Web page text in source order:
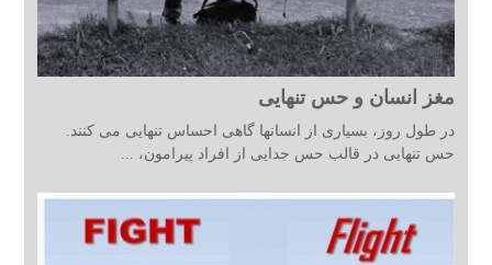
مغز انسان و حس تنهایی
در طول روز، بسیاری از انسانها گاهی احساس تنهایی می کنند.
حس تنهایی در قالب حس جدایی از افراد پیرامون، ...